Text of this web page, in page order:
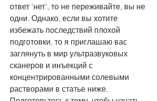
ответ 'нет', то не переживайте, вы не
одни. Однако, если вы хотите
избежать последствий плохой
подготовки, то я приглашаю вас
заглянуть в мир ультразвуковых
сканеров и инъекций с
концентрированными солевыми
растворами в статье ниже.